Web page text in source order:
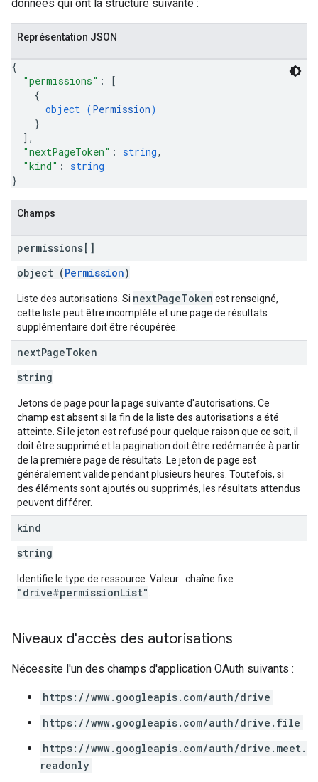
données qui ont la structure suivante :
Représentation JSON
{
"permissions" :
[
{
object (Permission)
}
] ,
"nextPageToken" : string,
"kind" : string
}
Champs
permissions[]
object (Permission)
Liste des autorisations. Si nextPageToken est renseigné,
cette liste peut être incomplète et une page de résultats
supplémentaire doit être récupérée.
nextPageToken
string
Jetons de page pour la page suivante d'autorisations. Ce
champ est absent si la fin de la liste des autorisations a été
atteinte. Si le jeton est refusé pour quelque raison que ce soit, il
doit être supprimé et la pagination doit être redémarrée à partir
de la première page de résultats. Le jeton de page est
généralement valide pendant plusieurs heures. Toutefois, si
des éléments sont ajoutés ou supprimés, les résultats attendus
peuvent différer.
kind
string
Identifie le type de ressource. Valeur : chaîne fixe
"drive#permissionList"
Niveaux d'accès des autorisations
Nécessite l'un des champs d'application OAuth suivants :
https://www.googleapis.com/auth/drive
https://www.googleapis.com/auth/drive.file
https://www.googleapis.com/auth/drive.meet.
readonly